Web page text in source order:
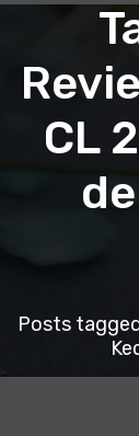
CL
Posts